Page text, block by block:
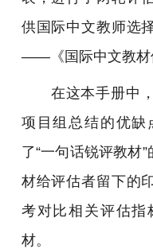
供国际中文教师选
——《国际中文教材
在这本手册中
项目组总结的优缺
了“一句话锐评教材
材给评估者留下的
考对比相关评估指
材。